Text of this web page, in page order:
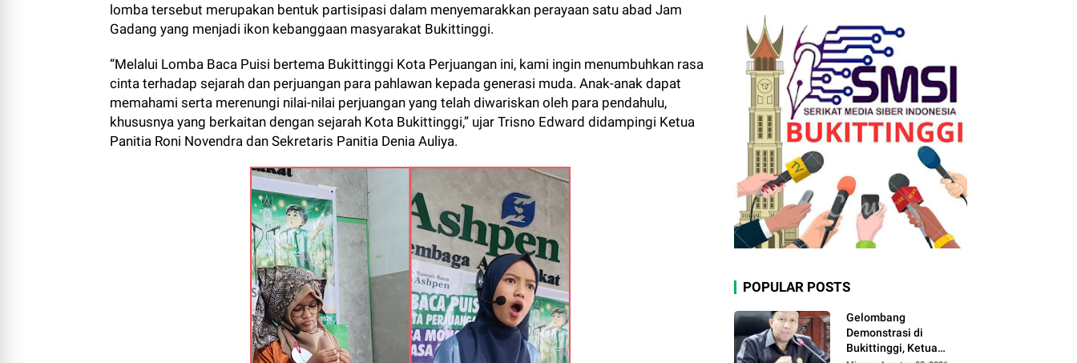
lomba tersebut merupakan bentuk partisipasi dalam menyemarakkan perayaan satu abad Jam
Gadang yang menjadi ikon kebanggaan masyarakat Bukittinggi.
“Melalui Lomba Baca Puisi bertema Bukittinggi Kota Perjuangan ini, kami ingin menumbuhkan rasa
cinta terhadap sejarah dan perjuangan para pahlawan kepada generasi muda. Anak-anak dapat
memahami serta merenungi nilai-nilai perjuangan yang telah diwariskan oleh para pendahulu,
khususnya yang berkaitan dengan sejarah Kota Bukittinggi,” ujar Trisno Edward didampingi Ketua
Panitia Roni Novendra dan Sekretaris Panitia Denia Auliya.
POPULAR POSTS
Gelombang
Demonstrasi di
Bukittinggi, Ketua